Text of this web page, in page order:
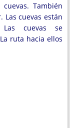
También
Las cuevas están
Las cuevas se
ruta hacia ellos